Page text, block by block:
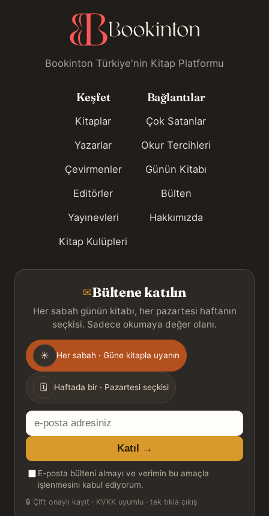
Bookinton Türkiye'nin Kitap Platformu
Keşfet
Kitaplar
Yazarlar
Çevirmenler
Editörler
Yayınevleri
Kitap Kulüpleri
Bağlantılar
Çok Satanlar
Okur Tercihleri
Günün Kitabı
Bülten
Hakkımızda
✉Bültene katılın
Her sabah günün kitabı, her pazartesi haftanın
seçkisi. Sadece okumaya değer olanı.
Gönderim
sıklığı
☀ Her sabah · Güne kitapla uyanın
🗓 Haftada bir · Pazartesi seçkisi
E-
posta
adresiniz
Katıl →
E-posta bülteni almayı ve verimin bu amaçla
işlenmesini kabul ediyorum.
🔒 Çift onaylı kayıt · KVKK uyumlu · tek tıkla çıkış